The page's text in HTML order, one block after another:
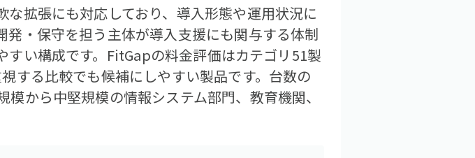
拡張にも対応しており、導入形態や運用状況に
・保守を担う主体が導入支援にも関与する体制
い構成です。FitGapの料金評価はカテゴリ51製
する比較でも候補にしやすい製品です。台数の
から中堅規模の情報システム部門、教育機関、